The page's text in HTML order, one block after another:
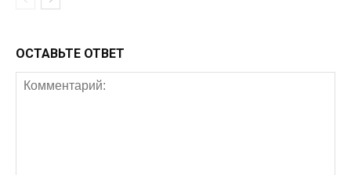
ОСТАВЬТЕ ОТВЕТ